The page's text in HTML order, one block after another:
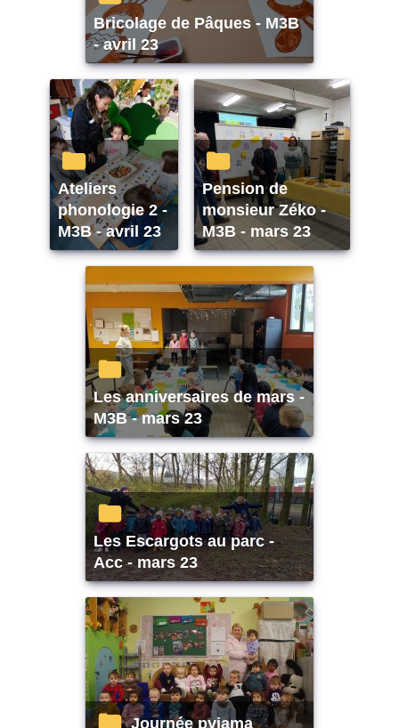
Bricolage de Pâques - M3B
- avril 23
Ateliers
phonologie 2 -
M3B - avril 23
Pension de
monsieur Zéko -
M3B - mars 23
Les anniversaires de mars -
M3B - mars 23
Les Escargots au parc -
Acc - mars 23
Journée pyjama